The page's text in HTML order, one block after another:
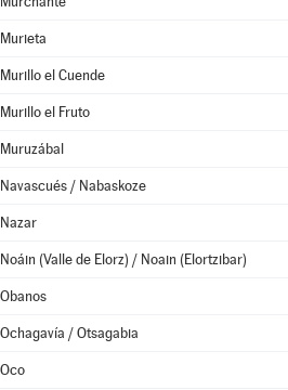
Murieta
Murillo el Cuende
Murillo el Fruto
Muruzábal
Navascués / Nabaskoze
Nazar
Noáin (Valle de Elorz) / Noain (Elortzibar)
Obanos
Ochagavía / Otsagabia
Oco